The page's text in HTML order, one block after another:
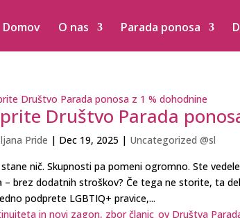
Domov O nas Parada ponosa
Društvo Parada
Pride | Dec 19, 2025 | Uncategorized @sl
nič. Skupnosti pa pomeni ogromno. Ste
– brez dodatnih stroškov? Če tega ne storite, ta
podprete LGBTIQ+ pravice,...